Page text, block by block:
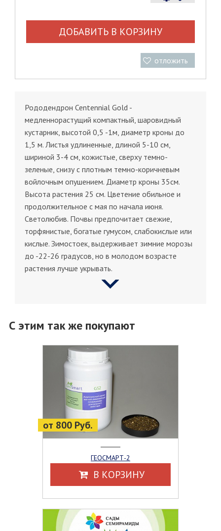
ДОБАВИТЬ В КОРЗИНУ
отложить
Рододендрон Centennial Gold -
медленнорастущий компактный, шаровидный
кустарник, высотой 0,5 -1м, диаметр кроны до
1,5 м. Листья удлиненные, длиной 5-10 см,
шириной 3-4 см, кожистые, сверху темно-
зеленые, снизу с плотным темно-коричневым
войлочным опушением. Диаметр кроны 35см.
Высота растения 25 см. Цветение обильное и
продолжительное с мая по начала июня.
Светолюбив. Почвы предпочитает свежие,
торфянистые, богатые гумусом, слабокислые или
кислые. Зимостоек, выдерживает зимние морозы
до -22-26 градусов, но в молодом возрасте
растения лучше укрывать.
С этим так же покупают
от 800 Руб.
ГЕОСМАРТ-2
В КОРЗИНУ